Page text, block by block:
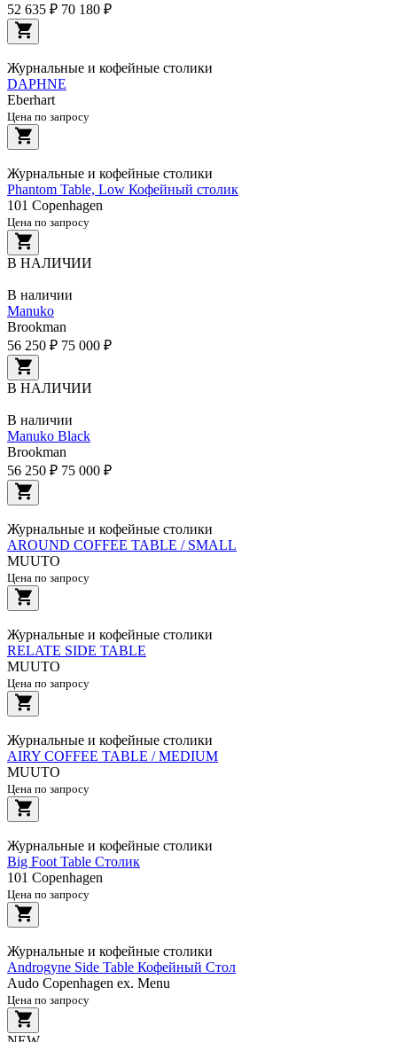
52 635 ₽ 70 180 ₽
Журнальные и кофейные столики
DAPHNE
Eberhart
Цена по запросу
Журнальные и кофейные столики
Phantom Table, Low Кофейный столик
101 Copenhagen
Цена по запросу
В НАЛИЧИИ
В наличии
Manuko
Brookman
56 250 ₽ 75 000 ₽
В НАЛИЧИИ
В наличии
Manuko Black
Brookman
56 250 ₽ 75 000 ₽
Журнальные и кофейные столики
AROUND COFFEE TABLE / SMALL
MUUTO
Цена по запросу
Журнальные и кофейные столики
RELATE SIDE TABLE
MUUTO
Цена по запросу
Журнальные и кофейные столики
AIRY COFFEE TABLE / MEDIUM
MUUTO
Цена по запросу
Журнальные и кофейные столики
Big Foot Table Столик
101 Copenhagen
Цена по запросу
Журнальные и кофейные столики
Androgyne Side Table Кофейный Стол
Audo Copenhagen ex. Menu
Цена по запросу